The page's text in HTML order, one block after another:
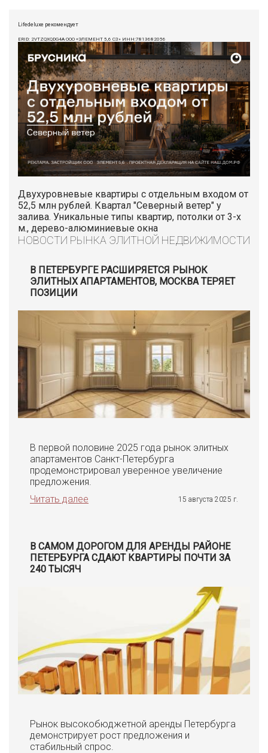
Lifedeluxe рекомендует
ERID: 2VTZQXQDG4A ООО «ЭЛЕМЕНТ 5,6 СЗ» ИНН:7813682056
Двухуровневые квартиры с отдельным входом от
52,5 млн рублей. Квартал "Северный ветер" у
залива. Уникальные типы квартир, потолки от 3-х
м., дерево-алюминиевые окна
НОВОСТИ РЫНКА ЭЛИТНОЙ НЕДВИЖИМОСТИ
В ПЕТЕРБУРГЕ РАСШИРЯЕТСЯ РЫНОК
ЭЛИТНЫХ АПАРТАМЕНТОВ, МОСКВА ТЕРЯЕТ
ПОЗИЦИИ
В первой половине 2025 года рынок элитных
апартаментов Санкт-Петербурга
продемонстрировал уверенное увеличение
предложения.
Читать далее
15 августа 2025 г.
В САМОМ ДОРОГОМ ДЛЯ АРЕНДЫ РАЙОНЕ
ПЕТЕРБУРГА СДАЮТ КВАРТИРЫ ПОЧТИ ЗА
240 ТЫСЯЧ
Рынок высокобюджетной аренды Петербурга
демонстрирует рост предложения и
стабильный спрос.